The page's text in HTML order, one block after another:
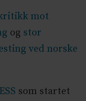
mot
og stor
ved norske
som startet